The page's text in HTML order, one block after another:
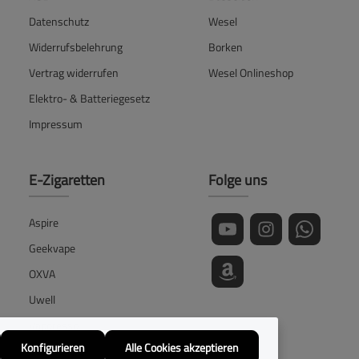
Datenschutz
Widerrufsbelehrung
Vertrag widerrufen
Elektro- & Batteriegesetz
Impressum
Wesel
Borken
Wesel Onlineshop
E-Zigaretten
Aspire
Geekvape
OXVA
Uwell
Voopoo
Folge uns
Konfigurieren Alle Cookies akzeptieren